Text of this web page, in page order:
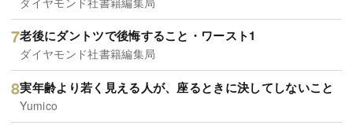
老後にダントツで後悔すること・ワースト1
ダイヤモンド社書籍編集局
実年齢より若く見える人が、座るときに決してしないこと
Yumico